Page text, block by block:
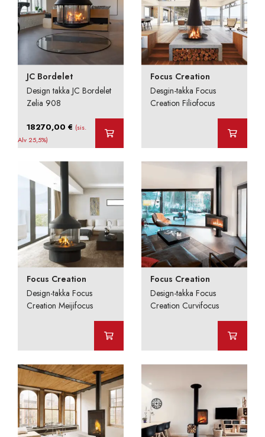
JC Bordelet
Design takka JC Bordelet
Zelia 908
18270,00€ (sis.
Alv 25,5%)
Focus Creation
Desgin-takka Focus
Creation Filiofocus
Focus Creation
Design-takka Focus
Creation Meijifocus
Focus Creation
Design-takka Focus
Creation Curvifocus